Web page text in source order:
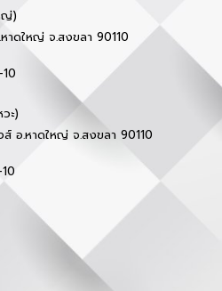
ญ่)
ดใหญ่ จ.สงขลา 90110
ะ)
อ.หาดใหญ่ จ.สงขลา 90110